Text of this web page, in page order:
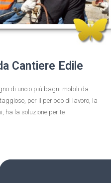
Cantiere Edile
di uno o più bagni mobili da
per il periodo di lavoro, la
ha la soluzione per te